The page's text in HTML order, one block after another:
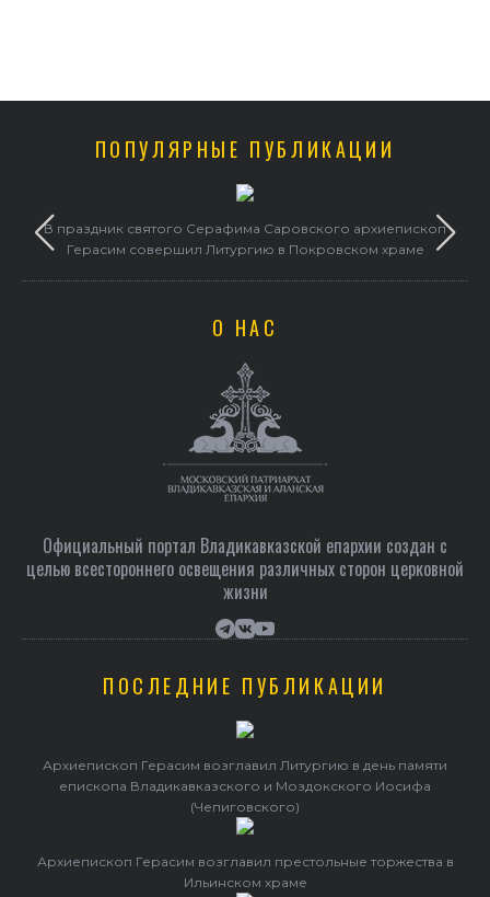
ПОПУЛЯРНЫЕ ПУБЛИКАЦИИ
В праздник святого Серафима Саровского архиепископ
Герасим совершил Литургию в Покровском храме
О НАС
Официальный портал Владикавказской епархии создан c
целью всестороннего освещения различных сторон церковной
жизни
ПОСЛЕДНИЕ ПУБЛИКАЦИИ
Архиепископ Герасим возглавил Литургию в день памяти
епископа Владикавказского и Моздокского Иосифа
(Чепиговского)
Архиепископ Герасим возглавил престольные торжества в
Ильинском храме